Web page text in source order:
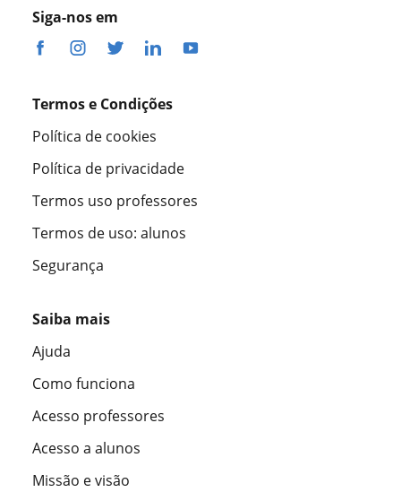
Siga-nos em
Termos e Condições
Política de cookies
Política de privacidade
Termos uso professores
Termos de uso: alunos
Segurança
Saiba mais
Ajuda
Como funciona
Acesso professores
Acesso a alunos
Missão e visão